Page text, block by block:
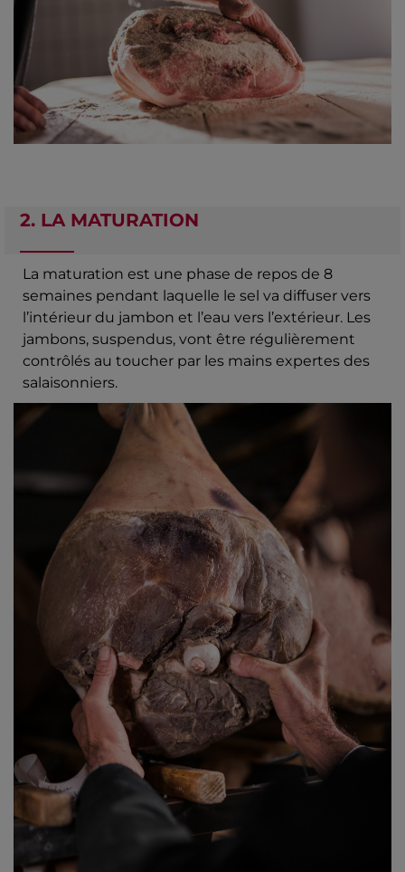
2. LA MATURATION
La maturation est une phase de repos de 8
semaines pendant laquelle le sel va diffuser vers
l’intérieur du jambon et l’eau vers l’extérieur. Les
jambons, suspendus, vont être régulièrement
contrôlés au toucher par les mains expertes des
salaisonniers.